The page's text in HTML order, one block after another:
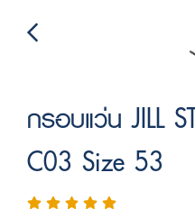
กรอบแว่น JILL
C03 Size 53